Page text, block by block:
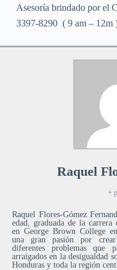
Asesoría brindado por el
3397-8290 ( 9 am – 12m
Raquel
+
Raquel Flores-Gómez
edad, graduada de la carrera
en George Brown College
una gran pasión por
diferentes problemas que
arraigados en la desigualdad
Honduras y toda la región